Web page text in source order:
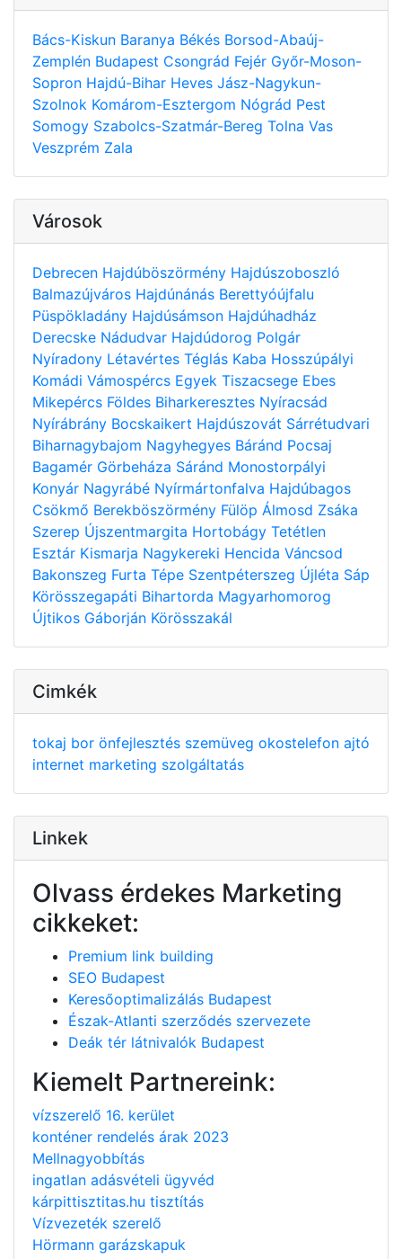
Bács-Kiskun Baranya Békés Borsod-Abaúj-
Zemplén Budapest Csongrád Fejér Győr-Moson-
Sopron Hajdú-Bihar Heves Jász-Nagykun-
Szolnok Komárom-Esztergom Nógrád Pest
Somogy Szabolcs-Szatmár-Bereg Tolna Vas
Veszprém Zala
Városok
Debrecen Hajdúböszörmény Hajdúszoboszló
Balmazújváros Hajdúnánás Berettyóújfalu
Püspökladány Hajdúsámson Hajdúhadház
Derecske Nádudvar Hajdúdorog Polgár
Nyíradony Létavértes Téglás Kaba Hosszúpályi
Komádi Vámospércs Egyek Tiszacsege Ebes
Mikepércs Földes Biharkeresztes Nyíracsád
Nyírábrány Bocskaikert Hajdúszovát Sárrétudvari
Biharnagybajom Nagyhegyes Báránd Pocsaj
Bagamér Görbeháza Sáránd Monostorpályi
Konyár Nagyrábé Nyírmártonfalva Hajdúbagos
Csökmő Berekböszörmény Fülöp Álmosd Zsáka
Szerep Újszentmargita Hortobágy Tetétlen
Esztár Kismarja Nagykereki Hencida Váncsod
Bakonszeg Furta Tépe Szentpéterszeg Újléta Sáp
Körösszegapáti Bihartorda Magyarhomorog
Újtikos Gáborján Körösszakál
Cimkék
tokaj bor önfejlesztés szemüveg okostelefon ajtó
internet marketing szolgáltatás
Linkek
Olvass érdekes Marketing
cikkeket:
Premium link building
SEO Budapest
Keresőoptimalizálás Budapest
Észak-Atlanti szerződés szervezete
Deák tér látnivalók Budapest
Kiemelt Partnereink:
vízszerelő 16. kerület
konténer rendelés árak 2023
Mellnagyobbítás
ingatlan adásvételi ügyvéd
kárpittisztitas.hu tisztítás
Vízvezeték szerelő
Hörmann garázskapuk